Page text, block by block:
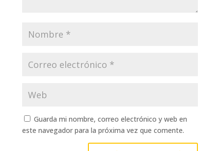
Guarda mi nombre, correo electrónico y web en
este navegador para la próxima vez que comente.